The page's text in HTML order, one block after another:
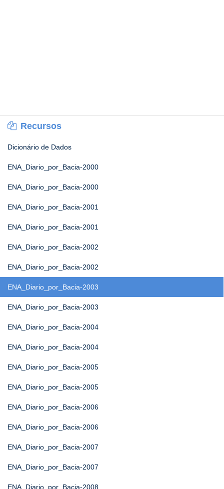
Recursos
Dicionário de Dados
ENA_Diario_por_Bacia-2000
ENA_Diario_por_Bacia-2000
ENA_Diario_por_Bacia-2001
ENA_Diario_por_Bacia-2001
ENA_Diario_por_Bacia-2002
ENA_Diario_por_Bacia-2002
ENA_Diario_por_Bacia-2003
ENA_Diario_por_Bacia-2003
ENA_Diario_por_Bacia-2004
ENA_Diario_por_Bacia-2004
ENA_Diario_por_Bacia-2005
ENA_Diario_por_Bacia-2005
ENA_Diario_por_Bacia-2006
ENA_Diario_por_Bacia-2006
ENA_Diario_por_Bacia-2007
ENA_Diario_por_Bacia-2007
ENA_Diario_por_Bacia-2008